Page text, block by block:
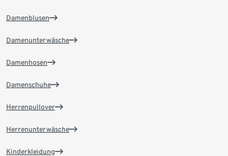
Damenblusen
Damenunterwäsche
Damenhosen
Damenschuhe
Herrenpullover
Herrenunterwäsche
Kinderkleidung